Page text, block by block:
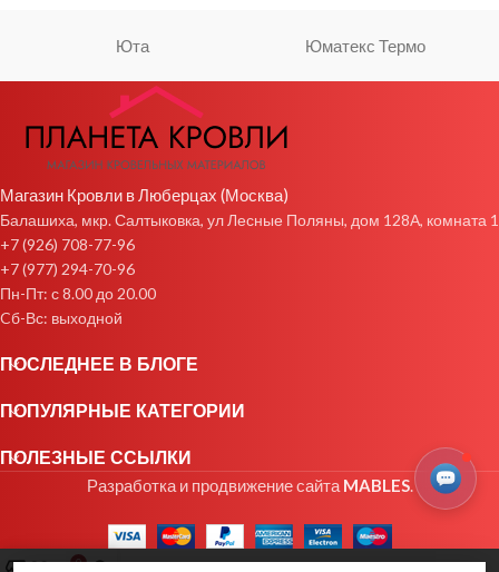
Юта Юматекс Термо
Магазин Кровли в Люберцах (Москва)
Балашиха, мкр. Салтыковка, ул Лесные Поляны, дом 128А, комната 1
+7 (926) 708-77-96
+7 (977) 294-70-96
Пн-Пт: с 8.00 до 20.00
Cб-Вс: выходной
ПОСЛЕДНЕЕ В БЛОГЕ
ПОПУЛЯРНЫЕ КАТЕГОРИИ
ПОЛЕЗНЫЕ ССЫЛКИ
Разработка и продвижение сайтаMABLES.
0